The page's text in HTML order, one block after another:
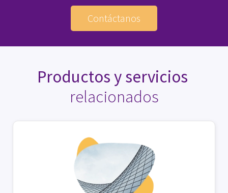
Contáctanos
Productos y servicios
relacionados